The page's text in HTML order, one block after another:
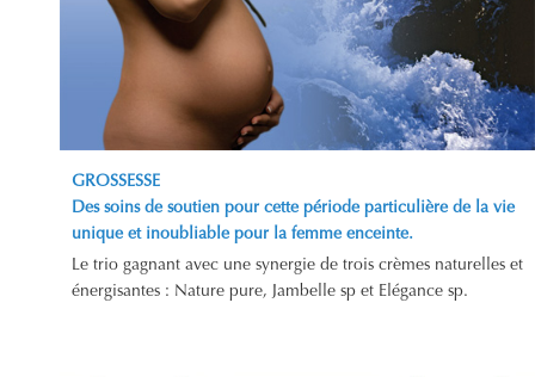
GROSSESSE
Des soins de soutien pour cette période particulière de la vie
unique et inoubliable pour la femme enceinte.
Le trio gagnant avec une synergie de trois crèmes naturelles et
énergisantes : Nature pure, Jambelle sp et Elégance sp.